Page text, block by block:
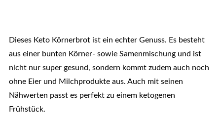
Dieses Keto Körnerbrot ist ein echter Genuss. Es besteht
aus einer bunten Körner- sowie Samenmischung und ist
nicht nur super gesund, sondern kommt zudem auch noch
ohne Eier und Milchprodukte aus. Auch mit seinen
Nähwerten passt es perfekt zu einem ketogenen
Frühstück.